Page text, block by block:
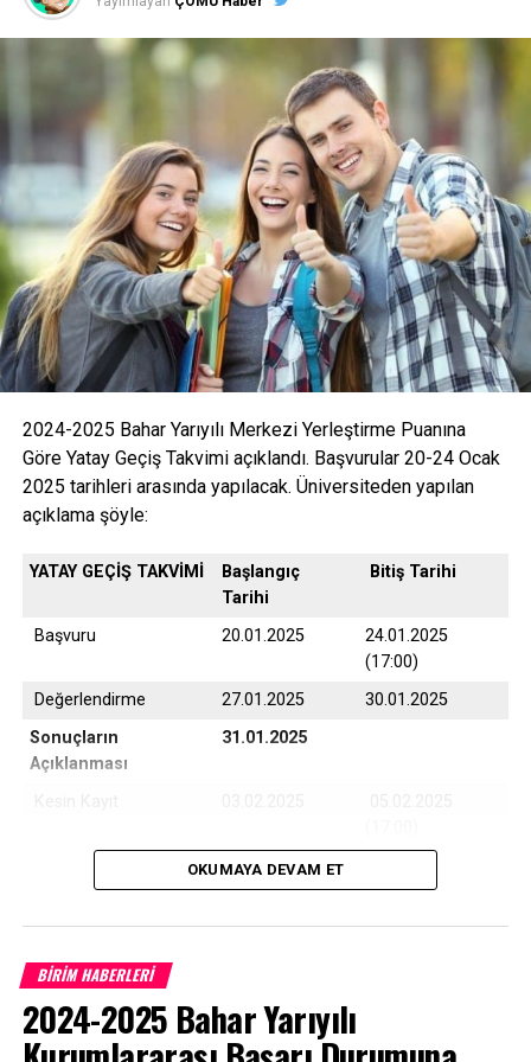
2024-2025 Bahar Yarıyılı Merkezi Yerleştirme Puanına
Göre Yatay Geçiş Takvimi açıklandı. Başvurular 20-24 Ocak
2025 tarihleri arasında yapılacak. Üniversiteden yapılan
açıklama şöyle:
YATAY GEÇİŞ TAKVİMİ
Başlangıç
Tarihi
Bitiş Tarihi
Başvuru 20.01.2025
24.01.2025
(17:00)
Değerlendirme
27.01.2025
30.01.2025
Sonuçların
Açıklanması
31.01.2025
06.02.2025
(17:00)
program taban puanları içinTIKLAYINIZ
OKUMAYA DEVAM ET
BİRİM HABERLERİ
2024-2025 Bahar Yarıyılı